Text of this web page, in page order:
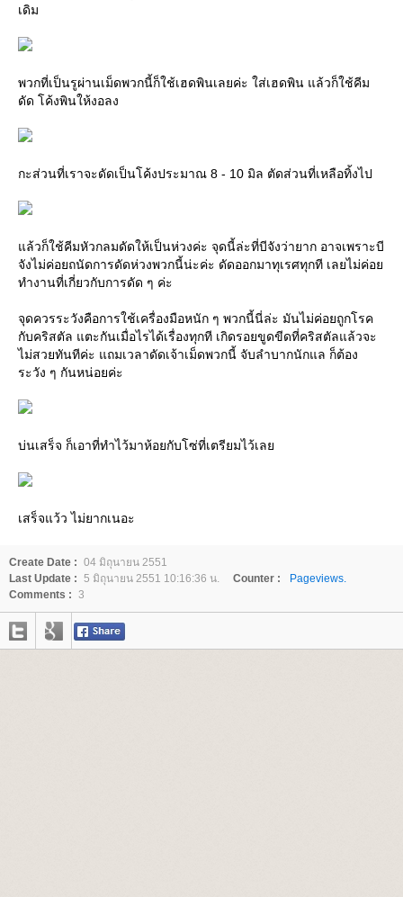
เดิม
พวกที่เป็นรูผ่านเม็ดพวกนี้ก็ใช้เฮดพินเลยค่ะ ใส่เฮดพิน แล้วก็ใช้คีม
ดัด โค้งพินให้งอลง
กะส่วนที่เราจะดัดเป็นโค้งประมาณ 8 - 10 มิล ตัดส่วนที่เหลือทิ้งไป
ล้วก็ใช้คีมหัวกลมดัดให้เป็นห่วงค่ะ จุดนี้ล่ะที่บีจังว่ายาก อาจเพราะบี
จังไม่ค่อยถนัดการดัดห่วงพวกนี้น่ะค่ะ ดัดออกมาทุเรศทุกที เลยไม่ค่อ
ทำงานที่เกี่ยวกับการดัด ๆ ค่ะ
จุดควรระวังคือการใช้เครื่องมือหนัก ๆ พวกนี้นี่ล่ะ มันไม่ค่อยถูกโรค
กับคริสตัล แตะกันเมื่อไรได้เรื่องทุกที เกิดรอยขูดขีดที่คริสตัลแล้วจะ
ไม่สวยทันทีค่ะ แถมเวลาดัดเจ้าเม็ดพวกนี้ จับลำบากนักแล ก็ต้อง
ระวัง ๆ กันหน่อยค่ะ
บ่นเสร็จ ก็เอาที่ทำไว้มาห้อยกับโซ่ที่เตรียมไว้เล
เสร็จแว้ว ไม่ยากเนอะ
Create Date : 04 มิถุนายน 2551
Last Update : 5 มิถุนายน 2551 10:16:36 น. Counter :
Pageviews.
Comments : 3